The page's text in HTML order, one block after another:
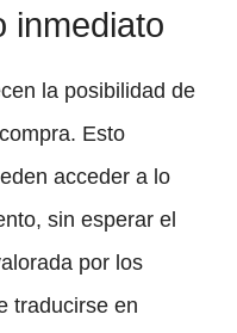
inmediato
la posibilidad de
Esto
acceder a lo
sin esperar el
por los
traducirse en